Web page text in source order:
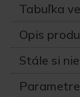
Tabuľka
Opis
Stále si
Parametre